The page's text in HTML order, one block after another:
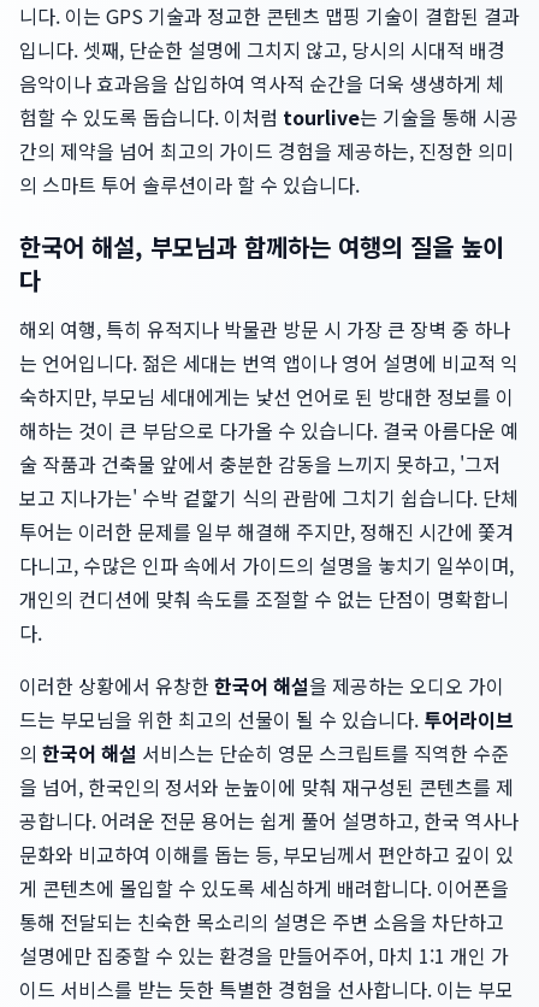
니다. 이는 GPS 기술과 정교한 콘텐츠 맵핑 기술이 결합된 결과
입니다. 셋째, 단순한 설명에 그치지 않고, 당시의 시대적 배경
음악이나 효과음을 삽입하여 역사적 순간을 더욱 생생하게 체
험할 수 있도록 돕습니다. 이처럼 tourlive는 기술을 통해 시공
간의 제약을 넘어 최고의 가이드 경험을 제공하는, 진정한 의미
의 스마트 투어 솔루션이라 할 수 있습니다.
한국어 해설, 부모님과 함께하는 여행의 질을 높이
다
해외 여행, 특히 유적지나 박물관 방문 시 가장 큰 장벽 중 하나
는 언어입니다. 젊은 세대는 번역 앱이나 영어 설명에 비교적 익
숙하지만, 부모님 세대에게는 낯선 언어로 된 방대한 정보를 이
해하는 것이 큰 부담으로 다가올 수 있습니다. 결국 아름다운 예
술 작품과 건축물 앞에서 충분한 감동을 느끼지 못하고, '그저
보고 지나가는' 수박 겉핥기 식의 관람에 그치기 쉽습니다. 단체
투어는 이러한 문제를 일부 해결해 주지만, 정해진 시간에 쫓겨
다니고, 수많은 인파 속에서 가이드의 설명을 놓치기 일쑤이며,
개인의 컨디션에 맞춰 속도를 조절할 수 없는 단점이 명확합니
다.
이러한 상황에서 유창한한국어 해설을 제공하는 오디오 가이
드는 부모님을 위한 최고의 선물이 될 수 있습니다. 투어라이브
의 한국어 해설 서비스는 단순히 영문 스크립트를 직역한 수준
을 넘어, 한국인의 정서와 눈높이에 맞춰 재구성된 콘텐츠를 제
공합니다. 어려운 전문 용어는 쉽게 풀어 설명하고, 한국 역사나
문화와 비교하여 이해를 돕는 등, 부모님께서 편안하고 깊이 있
게 콘텐츠에 몰입할 수 있도록 세심하게 배려합니다. 이어폰을
통해 전달되는 친숙한 목소리의 설명은 주변 소음을 차단하고
설명에만 집중할 수 있는 환경을 만들어주어, 마치 1:1 개인 가
이드 서비스를 받는 듯한 특별한 경험을 선사합니다. 이는 부모